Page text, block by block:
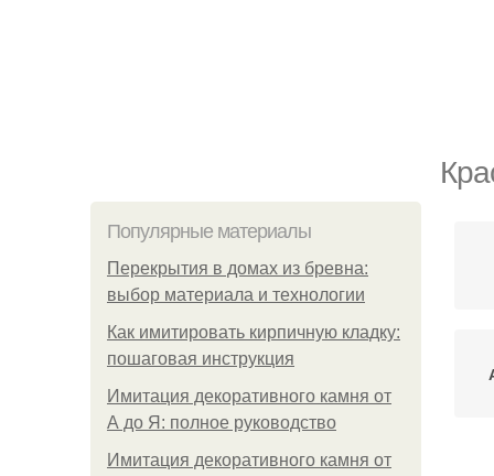
Популярные материалы
Перекрытия в домах из бревна:
выбор материала и технологии
Как имитировать кирпичную кладку:
пошаговая инструкция
Имитация декоративного камня от
А до Я: полное руководство
Имитация декоративного камня от